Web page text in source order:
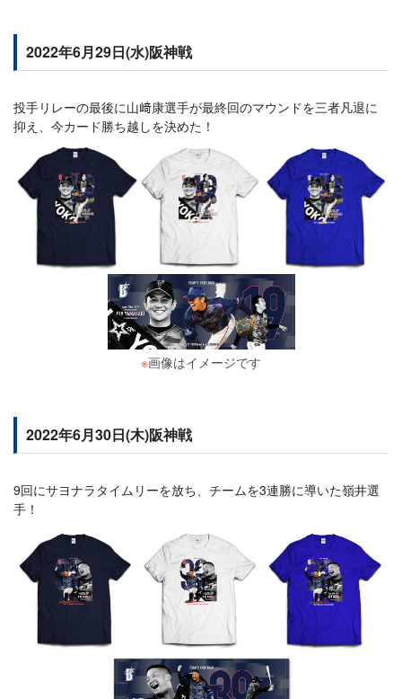
2022年6月29日(水)阪神戦
投手リレーの最後に山﨑康選手が最終回のマウンドを三者凡退に
抑え、今カード勝ち越しを決めた！
※画像はイメージです
2022年6月30日(木)阪神戦
9回にサヨナラタイムリーを放ち、チームを3連勝に導いた嶺井選
手！